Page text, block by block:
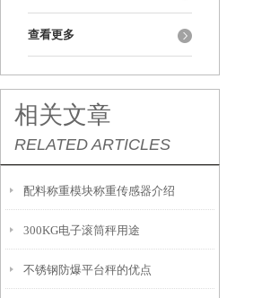
查看更多
相关文章
RELATED ARTICLES
配料称重模块称重传感器介绍
300KG电子滚筒秤用途
不锈钢防爆平台秤的优点